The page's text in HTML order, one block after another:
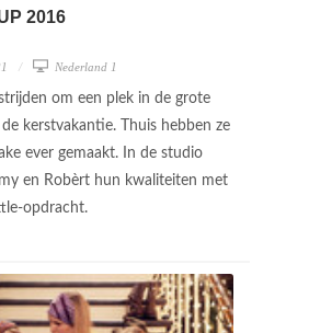
2016
Nederland 1
om een plek in de grote
kerstvakantie. Thuis hebben ze
ever gemaakt. In de studio
en Robèrt hun kwaliteiten met
opdracht.